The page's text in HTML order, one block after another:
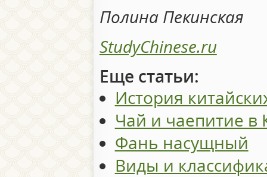
Полина Пекинская
StudyChinese.ru
Еще статьи:
История
Чай и чаепитие в
Фань насущный
Виды и